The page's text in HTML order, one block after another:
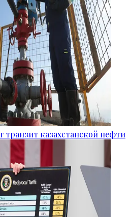
транзит казахстанской нефти